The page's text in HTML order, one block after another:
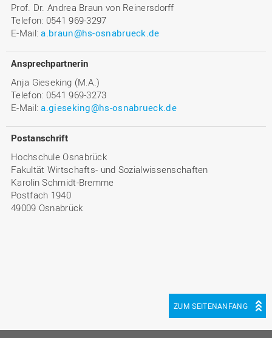
Prof. Dr. Andrea Braun von Reinersdorff
Telefon: 0541 969-3297
E-Mail:a.braun@hs-osnabrueck.de
Ansprechpartnerin
Anja Gieseking (M.A.)
Telefon: 0541 969-3273
E-Mail:a.gieseking@hs-osnabrueck.de
Postanschrift
Hochschule Osnabrück
Fakultät Wirtschafts- und Sozialwissenschaften
Karolin Schmidt-Bremme
Postfach 1940
49009 Osnabrück
ZUM SEITENANFANG